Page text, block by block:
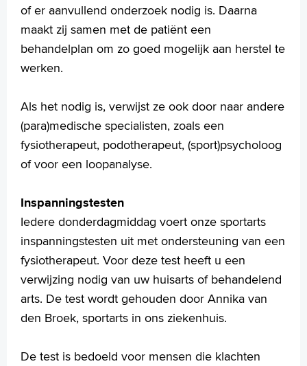
of er aanvullend onderzoek nodig is. Daarna
maakt zij samen met de patiënt een
behandelplan om zo goed mogelijk aan herstel te
werken.
Als het nodig is, verwijst ze ook door naar andere
(para)medische specialisten, zoals een
fysiotherapeut, podotherapeut, (sport)psycholoog
of voor een loopanalyse.
Inspanningstesten
Iedere donderdagmiddag voert onze sportarts
inspanningstesten uit met ondersteuning van een
fysiotherapeut. Voor deze test heeft u een
verwijzing nodig van uw huisarts of behandelend
arts. De test wordt gehouden door Annika van
den Broek, sportarts in ons ziekenhuis.
De test is bedoeld voor mensen die klachten